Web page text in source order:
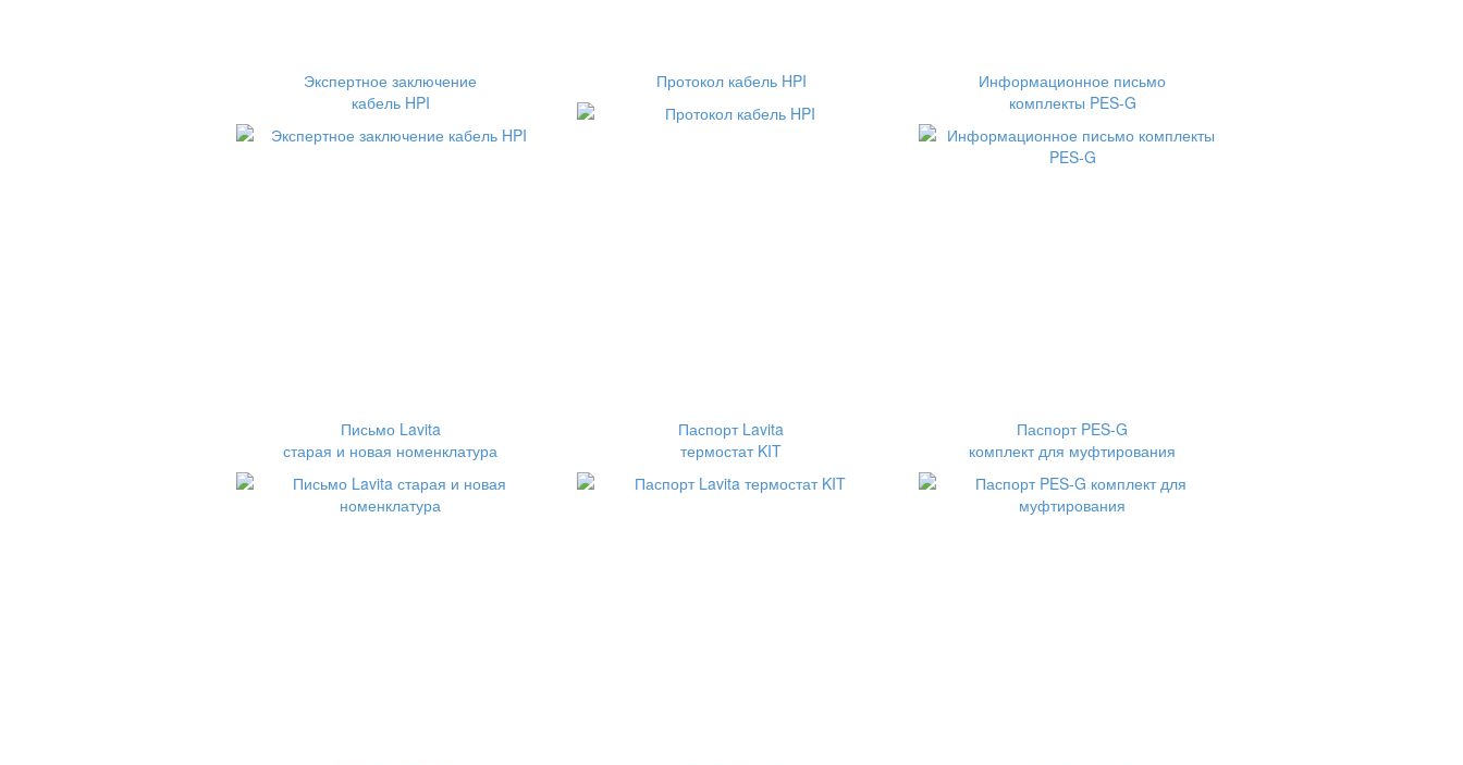
Экспертное заключение
кабель HPI
Протокол кабель HPI
Информационное письмо
комплекты PES-G
Письмо Lavita
старая и новая номенклатура
Паспорт Lavita
термостат KIT
Паспорт PES-G
комплект для муфтирования